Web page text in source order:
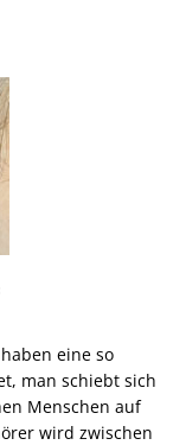
eine so
man schiebt sich
Menschen auf
wird zwischen